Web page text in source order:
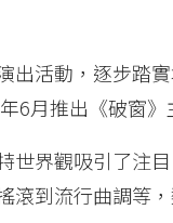
出活動，逐步踏
6月推出《破窗》
世界觀吸引了注
滾到流行曲調等